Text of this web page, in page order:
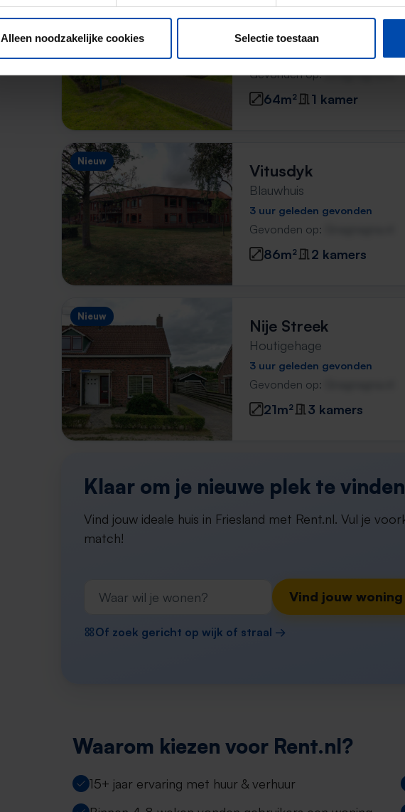
Alleen noodzakelijke cookies Selectie toestaan
Nieuw Boeierstraat
Leeuwarden
3 uur geleden gevonden
Gevonden op:Gnagnagna.nl
64m² 1 kamer
Nieuw Vitusdyk
Blauwhuis
3 uur geleden gevonden
Gevonden op:
86m² 2 kamers
Nieuw Nije Streek
Houtigehage
3 uur geleden gevonden
Gevonden op:
21m² 3 kamers
Klaar om je nieuwe plek te
Vind jouw ideale huis in Friesland met Rent.nl. Vul je
match!
Vind jouw woning
Of zoek gericht op wijk of straal →
Waarom kiezen voor Rent.nl?
15+ jaar ervaring met huur & verhuur